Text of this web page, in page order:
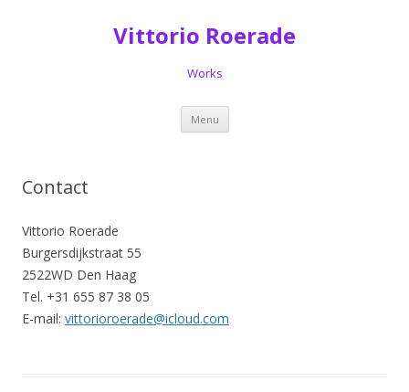
Vittorio Roerade
Works
Menu Spring
de
Contact
Vittorio Roerade
Burgersdijkstraat 55
2522WD Den Haag
Tel. +31 655 87 38 05
E-mail: vittorioroerade@icloud.com